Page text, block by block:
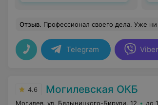
Отзыв. Профессионал своего дела. Уже ни один раз была на приеме и каждый раз ухожу со спокойной душой - я
Telegram Viber
4.6 Могилевская ОКБ
Могилев, ул. Бялыницкого-Бирули, 12 до